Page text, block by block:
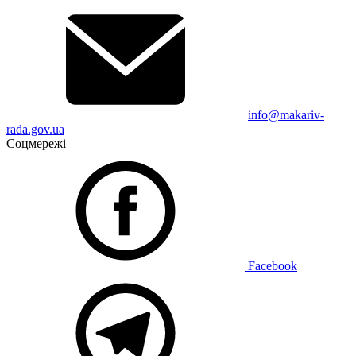
info@makariv-
rada.gov.ua
Соцмережі
Facebook